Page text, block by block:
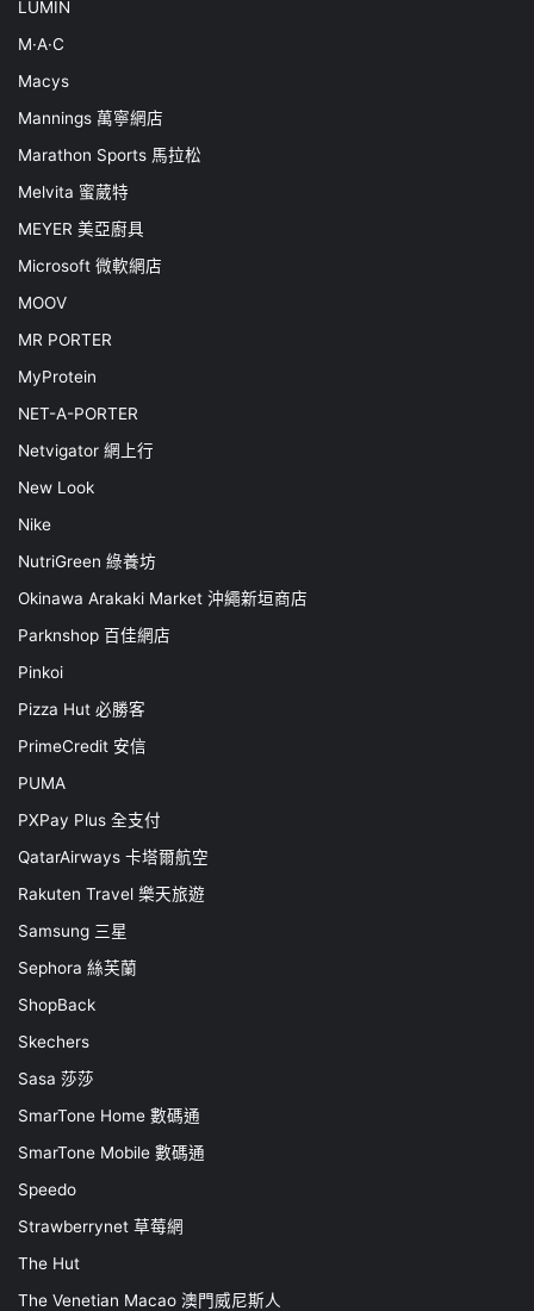
LUMIN
M·A·C
Macys
Mannings 萬寧網店
Marathon Sports 馬拉松
Melvita 蜜葳特
MEYER 美亞廚具
Microsoft 微軟網店
MOOV
MR PORTER
MyProtein
NET-A-PORTER
Netvigator 網上行
New Look
Nike
NutriGreen 綠養坊
Okinawa Arakaki Market 沖繩新垣商店
Parknshop 百佳網店
Pinkoi
Pizza Hut 必勝客
PrimeCredit 安信
PUMA
PXPay Plus 全支付
QatarAirways 卡塔爾航空
Rakuten Travel 樂天旅遊
Samsung 三星
Sephora 絲芙蘭
ShopBack
Skechers
Sasa 莎莎
SmarTone Home 數碼通
SmarTone Mobile 數碼通
Speedo
Strawberrynet 草莓網
The Hut
The Venetian Macao 澳門威尼斯人